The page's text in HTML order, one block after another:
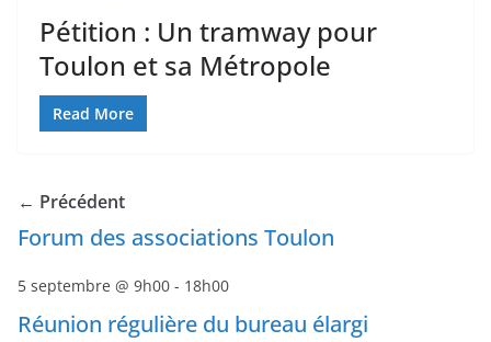
Pétition : Un tramway pour
Toulon et sa Métropole
Read More
← Précédent
Forum des associations Toulon
5 septembre @ 9h00 - 18h00
Réunion régulière du bureau élargi